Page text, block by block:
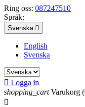
Ring oss: 087247510
Språk:
Svenska 
English
Svenska
 Logga in
shopping_cart Varukorg
